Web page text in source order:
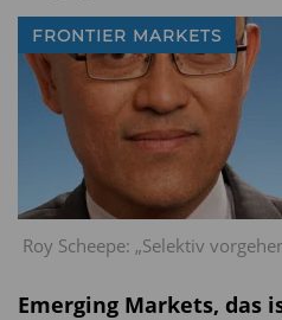
Roy Scheepe: „Selektiv
FRONTIER MARKETS
Emerging Markets, das